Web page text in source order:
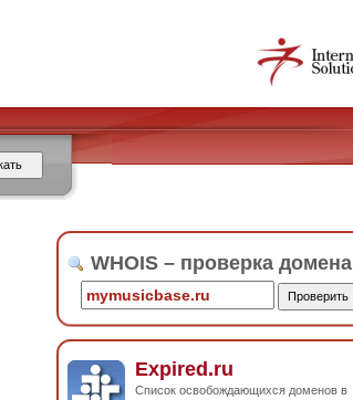
WHOIS – проверка домена
Expired.ru
Список освобождающихся доменов в